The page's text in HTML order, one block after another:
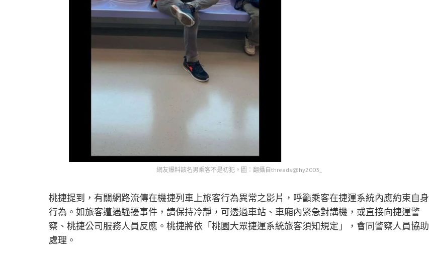
網友爆料該名男乘客不是初犯。圖：翻攝自threads@hy2003_
桃捷提到，有關網路流傳在機捷列車上旅客行為異常之影片，呼籲乘客在捷運系統內應約束自身
行為。如旅客遭遇騷擾事件，請保持冷靜，可透過車站、車廂內緊急對講機，或直接向捷運警
察、桃捷公司服務人員反應。桃捷將依「桃園大眾捷運系統旅客須知規定」，會同警察人員協助
處理。